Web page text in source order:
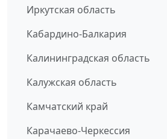
Иркутская область
Кабардино-Балкария
Калининградская область
Калужская область
Камчатский край
Карачаево-Черкессия